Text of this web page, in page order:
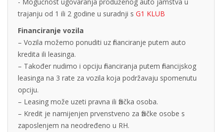
trajanju od 1 ili 2 godine u suradnji s G1 KLUB
Financiranje vozila
– Vozila možemo ponuditi uz financiranje putem auto
kredita ili leasinga.
– Također nudimo i opciju financiranja putem financijskog
leasinga na 3 rate za vozila koja podržavaju spomenutu
opciju.
– Leasing može uzeti pravna ili fizička osoba.
– Kredit je namijenjen prvenstveno za fizičke osobe s
zaposlenjem na neodređeno u RH.